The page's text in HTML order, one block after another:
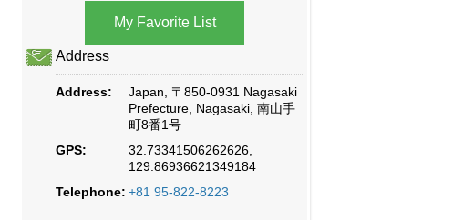
Address
Address:
Japan, 〒850-0931 Nagasaki
Prefecture, Nagasaki, 南山手
町8番1号
GPS:
32.73341506262626,
129.86936621349184
Telephone: +81 95-822-8223